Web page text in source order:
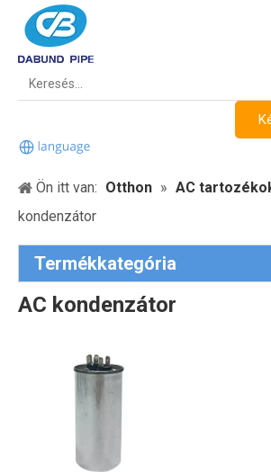
Ön itt van: Otthon » AC
kondenzátor
Termékkategória
AC kondenzátor